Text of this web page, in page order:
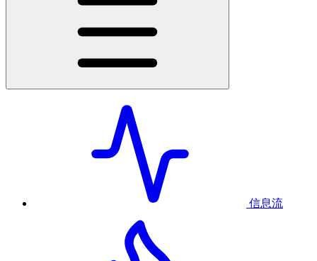
信息流